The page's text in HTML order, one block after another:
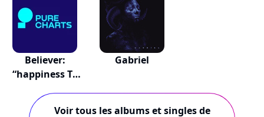
Believer:
“happiness To
Gabriel
Voir tous les albums et singles de